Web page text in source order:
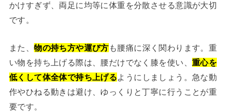
かけすぎず、両足に均等に体重を分散させる意識が大切
です。
また、物の持ち方や運び方 も腰痛に深く関わります。重
い物を持ち上げる際は、腰だけでなく膝を使い、 重心を
低くして体全体で持ち上げるようにしましょう。急な動
作やひねる動きは避け、ゆっくりと丁寧に行うことが重
要です。